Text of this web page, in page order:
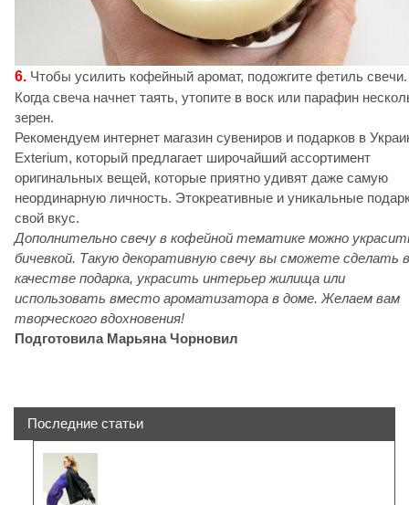
6. Чтобы усилить кофейный аромат, подожгите фетиль свечи.
Когда свеча начнет таять, утопите в воск или парафин
зерен.
Рекомендуем интернет магазин сувениров и подарков в
Exterium, который предлагает широчайший ассортимент
оригинальных вещей, которые приятно удивят даже самую
неординарную личность. Этокреативные и уникальные
свой вкус.
Дополнительно свечу в кофейной тематике можно
бичевкой. Такую декоративную свечу вы сможете сделать в
качестве подарка, украсить интерьер жилища или
использовать вместо ароматизатора в доме. Желаем вам
творческого вдохновения!
Подготовила Марьяна Чорновил
Последние статьи